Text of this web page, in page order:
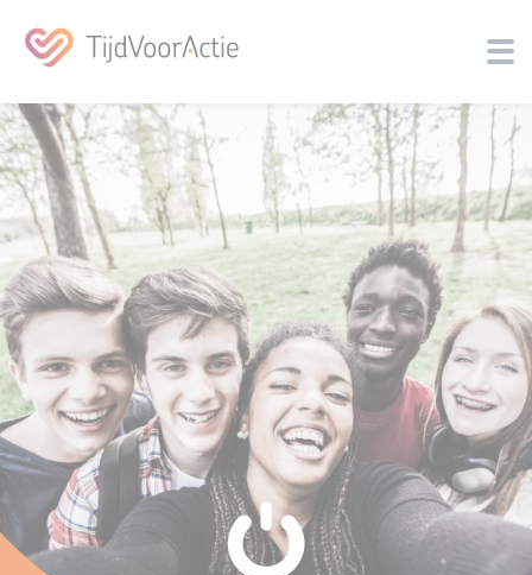
Over ons
Jongeren activeren
Community
Programma's
Contact
Nieuwsbrief
Inspiratie
Doneer
Zoeken